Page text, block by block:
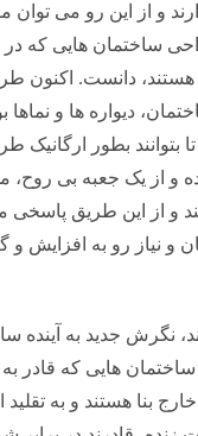
از این رو می توان
هایی که در معرض
دانست. اکنون طراحان
دیواره ها و نماها
بطور ارگانیک طراحی
یک جعبه بی روح،
از این طریق پاسخی
رو به افزایش و گردش
جدید به آینده
هایی که قادر به تطبیق
هستند و به تقلید از